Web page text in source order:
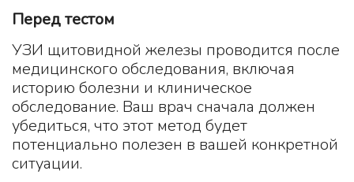
Перед тестом
УЗИ щитовидной железы проводится после
медицинского обследования, включая
историю болезни и клиническое
обследование. Ваш врач сначала должен
убедиться, что этот метод будет
потенциально полезен в вашей конкретной
ситуации.